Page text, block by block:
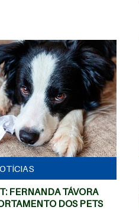
FERNANDA TÁVORA
DOS PETS